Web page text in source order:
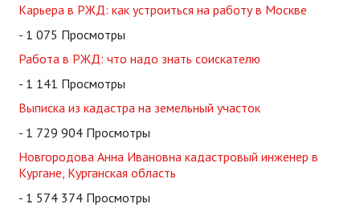
Карьера в РЖД: как устроиться на работу в Москве
- 1 075 Просмотры
Работа в РЖД: что надо знать соискателю
- 1 141 Просмотры
Выписка из кадастра на земельный участок
- 1 729 904 Просмотры
Новгородова Анна Ивановна кадастровый инженер в
Кургане, Курганская область
- 1 574 374 Просмотры